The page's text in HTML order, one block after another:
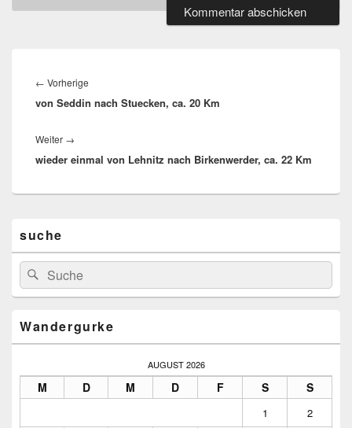
← Vorherige
Beitrag:
von Seddin nach Stuecken, ca. 20 Km
Weiter →
Beitrag:
wieder einmal von Lehnitz nach Birkenwerder, ca. 22 Km
Seitenleisten-
Widgetbereich
suche
Suchen
nach:
Suchen
Wandergurke
AUGUST 2026
M D M D F S S
1
2